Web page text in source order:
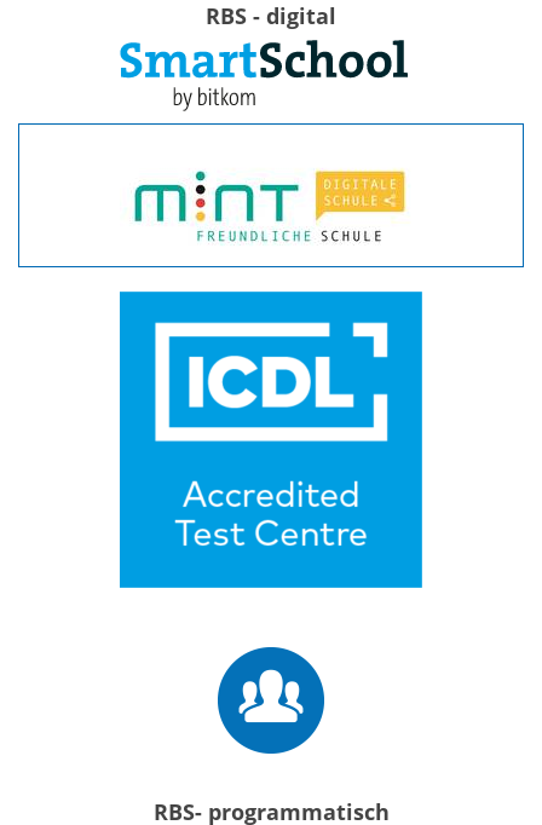
RBS - digital
RBS- programmatisch